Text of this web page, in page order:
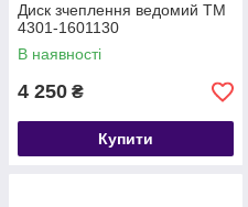
Диск зчеплення ведомий ТМ
4301-1601130
В наявності
4 250 ₴
Купити